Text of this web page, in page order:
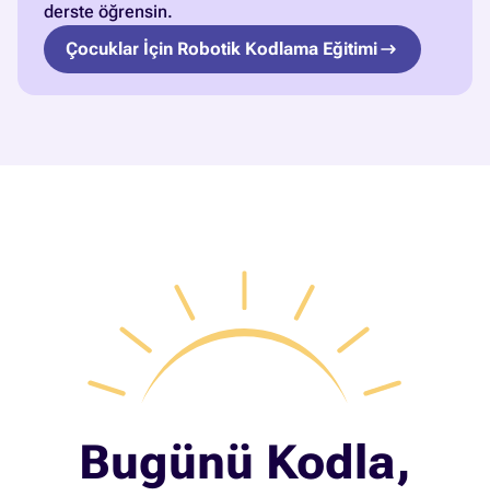
derste öğrensin.
Çocuklar İçin Robotik Kodlama Eğitimi
Bugünü Kodla,